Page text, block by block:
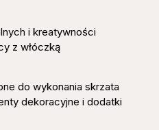
i kreatywności
z włóczką
do wykonania skrzata
dekoracyjne i dodatki